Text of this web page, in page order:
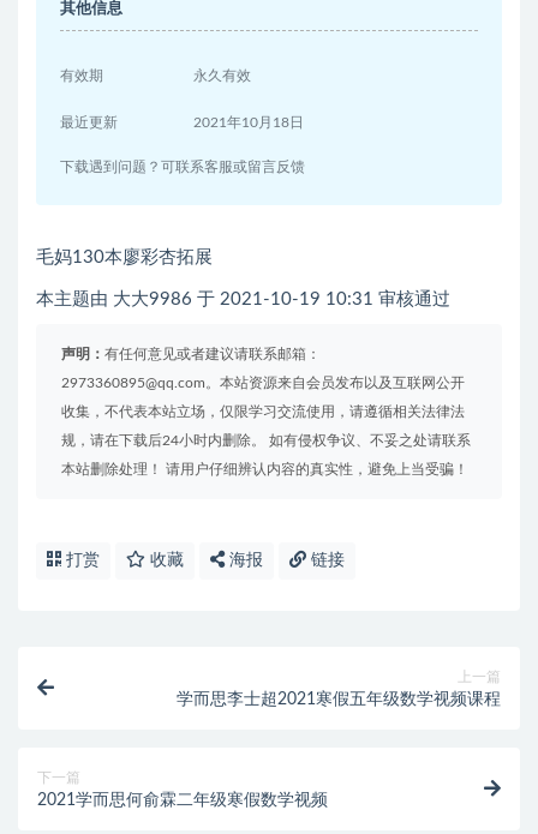
其他信息
有效期 永久有效
最近更新 2021年10月18日
下载遇到问题？可联系客服或留言反馈
毛妈130本廖彩杏拓展
本主题由 大大9986 于 2021-10-19 10:31 审核通过
声明： 有任何意见或者建议请联系邮箱：
2973360895@qq.com。本站资源来自会员发布以及互联网公开
收集，不代表本站立场，仅限学习交流使用，请遵循相关法律法
规，请在下载后24小时内删除。 如有侵权争议、不妥之处请联系
本站删除处理！ 请用户仔细辨认内容的真实性，避免上当受骗！
打赏 收藏 海报 链接
上一篇
学而思李士超2021寒假五年级数学视频课程
下一篇
2021学而思何俞霖二年级寒假数学视频